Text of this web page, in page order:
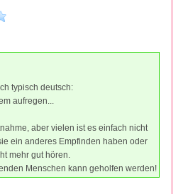
typisch deutsch:
aufregen...
aber vielen ist es einfach nicht
ein anderes Empfinden haben oder
mehr gut hören.
Menschen kann geholfen werden!